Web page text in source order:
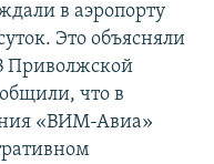
в аэропорту
Это объясняли
Приволжской
что в
«ВИМ-Авиа»